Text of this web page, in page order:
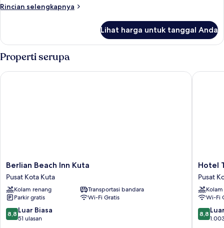
Rincian selengkapnya
Rincian
Kamar
Lihat harga untuk tanggal Anda
Properti serupa
Berlian
Beach
Inn
Kuta
Pusat
Kota
Kuta
Berlian Beach Inn Kuta
Pusat Kota Kuta
Kolam renang
Transportasi bandara
Parkir gratis
Wi-Fi Gratis
8.8
dari
8,8 Luar Biasa
51 ulasan
Berlian Beach Inn Kuta
Hotel
Terrace
at
Kuta
Pusat
Kota
Kuta
Hotel
Pusat
Wi-Fi
8.8
dari
8,8
Hotel